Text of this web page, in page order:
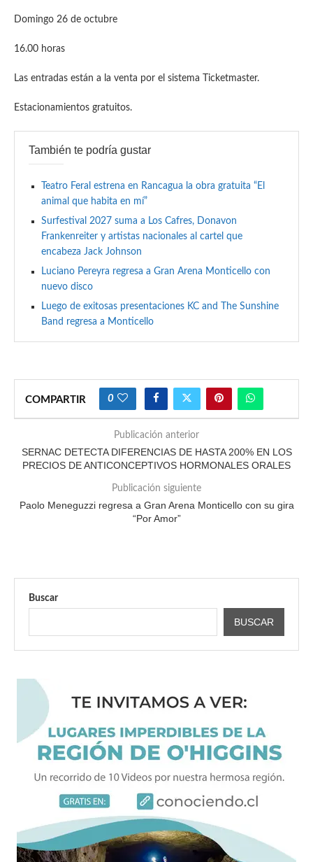
Domingo 26 de octubre
16.00 horas
Las entradas están a la venta por el sistema Ticketmaster.
Estacionamientos gratuitos.
También te podría gustar
Teatro Feral estrena en Rancagua la obra gratuita “El
animal que habita en mí”
Surfestival 2027 suma a Los Cafres, Donavon
Frankenreiter y artistas nacionales al cartel que
encabeza Jack Johnson
Luciano Pereyra regresa a Gran Arena Monticello con
nuevo disco
Luego de exitosas presentaciones KC and The Sunshine
Band regresa a Monticello
COMPARTIR 0
Publicación anterior
SERNAC DETECTA DIFERENCIAS DE HASTA 200% EN LOS
PRECIOS DE ANTICONCEPTIVOS HORMONALES ORALES
Publicación siguiente
Paolo Meneguzzi regresa a Gran Arena Monticello con su gira
“Por Amor”
Buscar
BUSCAR